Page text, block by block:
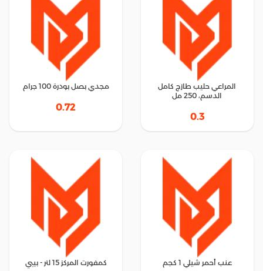
المراعي حليب طازج كامل
الدسم، 250 مل
0.3
مجدي بصل بودرة 100 جرام
0.72
عنب أحمر شيلي 1 كجم كمفورت المركز 15 لتر - بيبي